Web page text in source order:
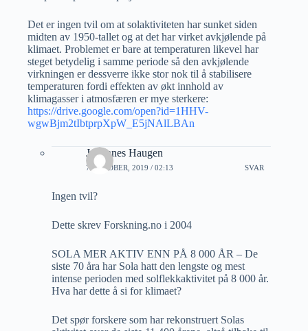
Det er ingen tvil om at solaktiviteten har sunket siden
midten av 1950-tallet og at det har virket avkjølende på
klimaet. Problemet er bare at temperaturen likevel har
steget betydelig i samme periode så den avkjølende
virkningen er dessverre ikke stor nok til å stabilisere
temperaturen fordi effekten av økt innhold av
klimagasser i atmosfæren er mye sterkere:
https://drive.google.com/open?id=1HHV-
wgwBjm2tIbtprpXpW_E5jNAlLBAn
Johannes Haugen
7 OKTOBER, 2019 / 02:13 SVAR
Ingen tvil?
Dette skrev Forskning.no i 2004
SOLA MER AKTIV ENN PÅ 8 000 ÅR – De
siste 70 åra har Sola hatt den lengste og mest
intense perioden med solflekkaktivitet på 8 000 år.
Hva har dette å si for klimaet?
Det spør forskere som har rekonstruert Solas